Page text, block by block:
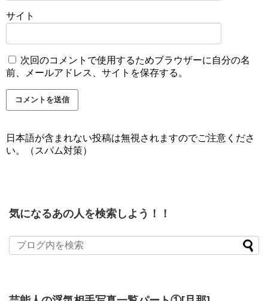
サイト
次回のコメントで使用するためブラウザーに自分の名
前、メールアドレス、サイトを保存する。
日本語が含まれない投稿は無視されますのでご注意くださ
い。（スパム対策）
気になるあの人を検索しよう！！